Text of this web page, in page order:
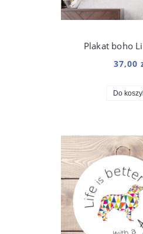
Plakat boho
37,00
Do